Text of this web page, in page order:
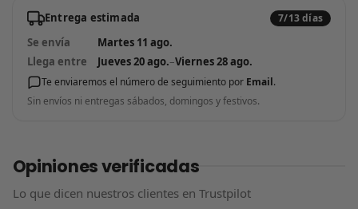
Entrega estimada 7/13 días
Se envía
Martes 11 ago.
Llega entre
Jueves 20 ago.–Viernes 28 ago.
Te enviaremos el número de seguimiento por Email.
Sin envíos ni entregas sábados, domingos y festivos.
Opiniones verificadas
Lo que dicen nuestros clientes en Trustpilot